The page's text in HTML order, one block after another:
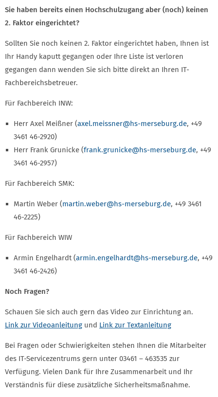
Sie haben bereits einen Hochschulzugang aber (noch) keinen
2. Faktor eingerichtet?
Sollten Sie noch keinen 2. Faktor eingerichtet haben, Ihnen ist
Ihr Handy kaputt gegangen oder Ihre Liste ist verloren
gegangen dann wenden Sie sich bitte direkt an Ihren IT-
Fachbereichsbetreuer.
Für Fachbereich INW:
Herr Axel Meißner (axel.meissner@hs-merseburg.de, +49
3461 46-2920)
Herr Frank Grunicke (frank.grunicke@hs-merseburg.de, +49
3461 46-2957)
Für Fachbereich SMK:
Martin Weber (martin.weber@hs-merseburg.de, +49 3461
46-2225)
Für Fachbereich WIW
Armin Engelhardt (armin.engelhardt@hs-merseburg.de, +49
3461 46-2426)
Noch Fragen?
Schauen Sie sich auch gern das Video zur Einrichtung an.
Link zur Videoanleitung und Link zur Textanleitung
Bei Fragen oder Schwierigkeiten stehen Ihnen die Mitarbeiter
des IT-Servicezentrums gern unter 03461 – 463535 zur
Verfügung. Vielen Dank für Ihre Zusammenarbeit und Ihr
Verständnis für diese zusätzliche Sicherheitsmaßnahme.